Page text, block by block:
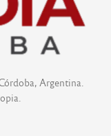
Argentina.